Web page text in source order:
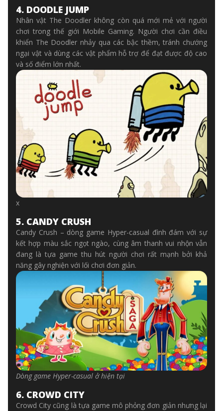
4. DOODLE JUMP
Nhân vật The Doodler không còn quá mới mẻ với người
chơi trong thế giới Mobile Gaming. Người chơi cần điều
khiển The Doodler nhảy qua các bậc thềm, tránh chướng
ngại vật và dùng các vật phẩm hỗ trợ để đạt được độ cao
và số điểm lớn nhất.
x
5. CANDY CRUSH
Candy Crush – dòng game Hyper-casual đình đám với sự
kết hợp màu sắc ngọt ngào, cùng âm thanh vui nhộn vẫn
đang là tựa game thu hút người chơi rất mạnh bởi khả
năng gây nghiện với lối chơi đơn giản.
Dòng game Hyper-casual ở hiện tại
6. CROWD CITY
Crowd City cũng là tựa game mô phỏng đơn giản nhưng lại